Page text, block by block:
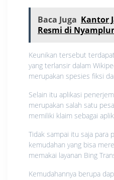
Baca Juga Kantor
Resmi di
Keunikan tersebut
yang terlansir dalam
merupakan spesies fiksi
Selain itu aplikasi
merupakan salah satu
memiliki klaim sebagai
Tidak sampai itu saja para
kemudahan yang bisa
memakai layanan Bing
Kemudahannya berupa